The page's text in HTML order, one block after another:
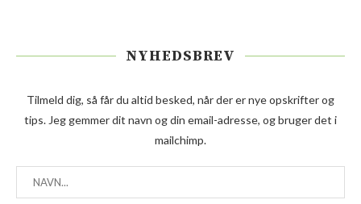
NYHEDSBREV
Tilmeld dig, så får du altid besked, når der er nye opskrifter og
tips. Jeg gemmer dit navn og din email-adresse, og bruger det i
mailchimp.